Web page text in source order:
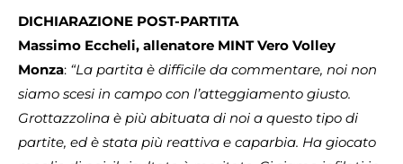
DICHIARAZIONE POST-PARTITA
Massimo Eccheli, allenatore MINT Vero Volley
Monza: “La partita è difficile da commentare, noi non
siamo scesi in campo con l’atteggiamento giusto.
Grottazzolina è più abituata di noi a questo tipo di
partite, ed è stata più reattiva e caparbia. Ha giocato